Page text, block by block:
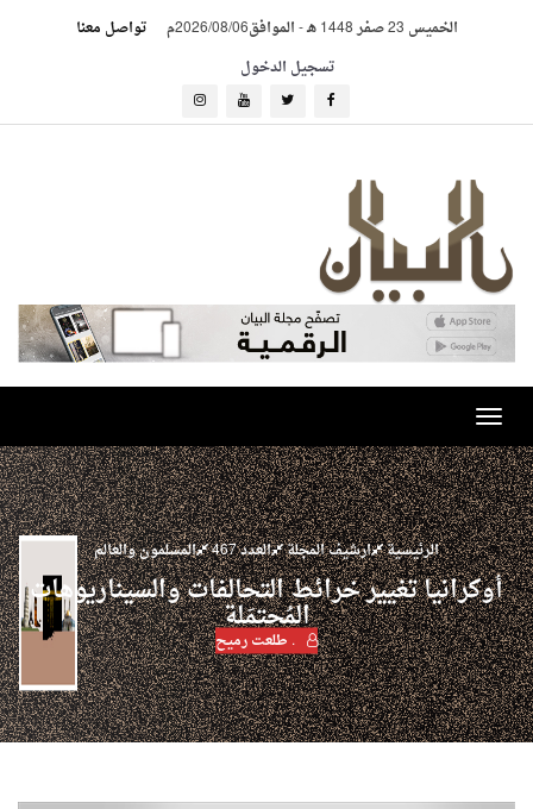
الخميس 23 صفر 1448 هـ -الموافق2026/08/06م
تواصل معنا
تسجيل الدخول
Toggle
navigation
الرئيسية ارشيف المجلة العدد 467 المسلمون والعالم
أوكرانيا تغيير خرائط التحالفات والسيناريوهات
المُحتمَلة
. طلعت رميح